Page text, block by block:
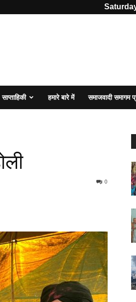
साप्ताहिकी हमारे बारे में समाजवादी समागम
0